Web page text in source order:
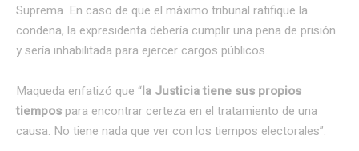
Suprema. En caso de que el máximo tribunal ratifique la
condena, la expresidenta debería cumplir una pena de prisión
y sería inhabilitada para ejercer cargos públicos.
Maqueda enfatizó que “la Justicia tiene sus propios
tiempos para encontrar certeza en el tratamiento de una
causa. No tiene nada que ver con los tiempos electorales”.